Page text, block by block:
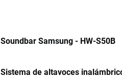
Soundbar Samsung - HW-S50B
Sistema de altavoces